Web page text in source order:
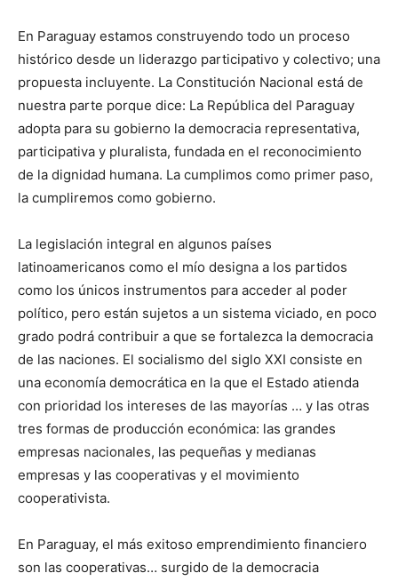
En Paraguay estamos construyendo todo un proceso
histórico desde un liderazgo participativo y colectivo; una
propuesta incluyente. La Constitución Nacional está de
nuestra parte porque dice: La República del Paraguay
adopta para su gobierno la democracia representativa,
participativa y pluralista, fundada en el reconocimiento
de la dignidad humana. La cumplimos como primer paso,
la cumpliremos como gobierno.
La legislación integral en algunos países
latinoamericanos como el mío designa a los partidos
como los únicos instrumentos para acceder al poder
político, pero están sujetos a un sistema viciado, en poco
grado podrá contribuir a que se fortalezca la democracia
de las naciones. El socialismo del siglo XXI consiste en
una economía democrática en la que el Estado atienda
con prioridad los intereses de las mayorías … y las otras
tres formas de producción económica: las grandes
empresas nacionales, las pequeñas y medianas
empresas y las cooperativas y el movimiento
cooperativista.
En Paraguay, el más exitoso emprendimiento financiero
son las cooperativas… surgido de la democracia